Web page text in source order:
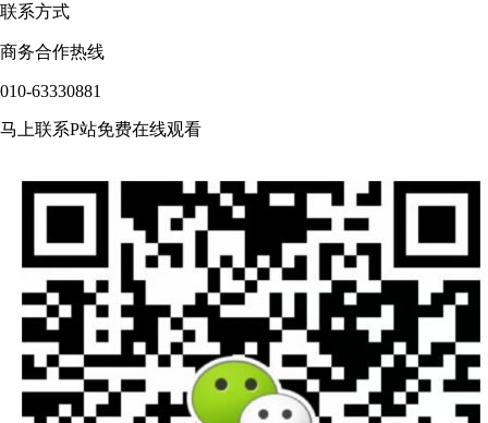
联系方式
商务合作热线
010-63330881
马上联系P站免费在线观看